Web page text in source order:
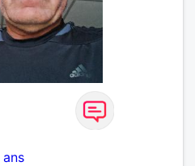
n’y aura pas de seconde
« vitam eternam ».
petit peu maniaque ainsi
faire des efforts. Rien de
je le pense……Je suis un
si vous le souhaitez,
davantage. J’en serai